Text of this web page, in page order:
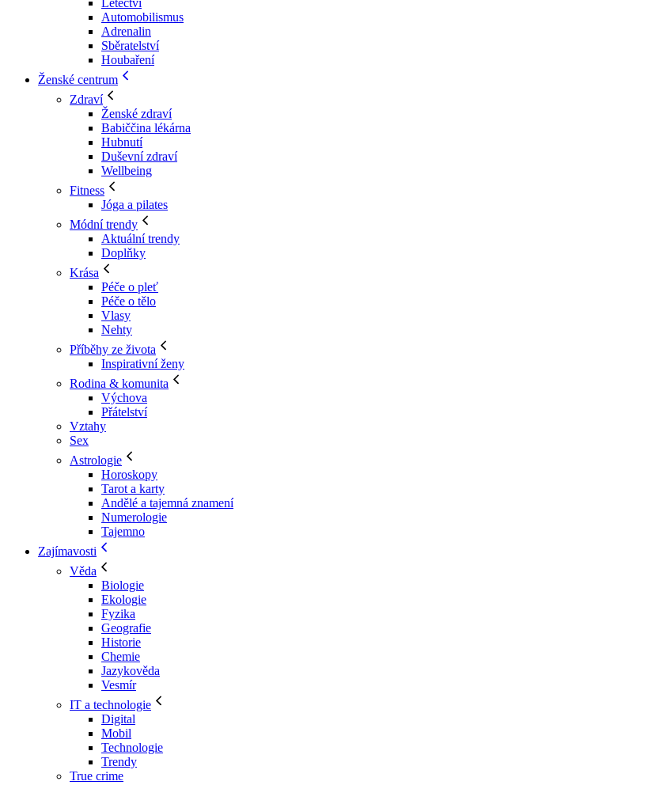
Letectví
Automobilismus
Adrenalin
Sběratelství
Houbaření
Ženské centrum
Zdraví
Ženské zdraví
Babiččina lékárna
Hubnutí
Duševní zdraví
Wellbeing
Fitness
Jóga a pilates
Módní trendy
Aktuální trendy
Doplňky
Krása
Péče o pleť
Péče o tělo
Vlasy
Nehty
Příběhy ze života
Inspirativní ženy
Rodina & komunita
Výchova
Přátelství
Vztahy
Sex
Astrologie
Horoskopy
Tarot a karty
Andělé a tajemná znamení
Numerologie
Tajemno
Zajímavosti
Věda
Biologie
Ekologie
Fyzika
Geografie
Historie
Chemie
Jazykověda
Vesmír
IT a technologie
Digital
Mobil
Technologie
Trendy
True crime